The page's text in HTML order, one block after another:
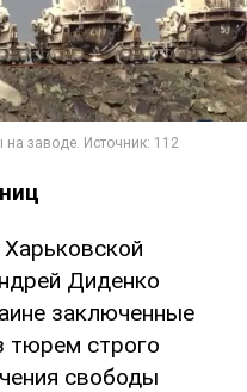
Диденко
заключенные
тюрем строго
свободы